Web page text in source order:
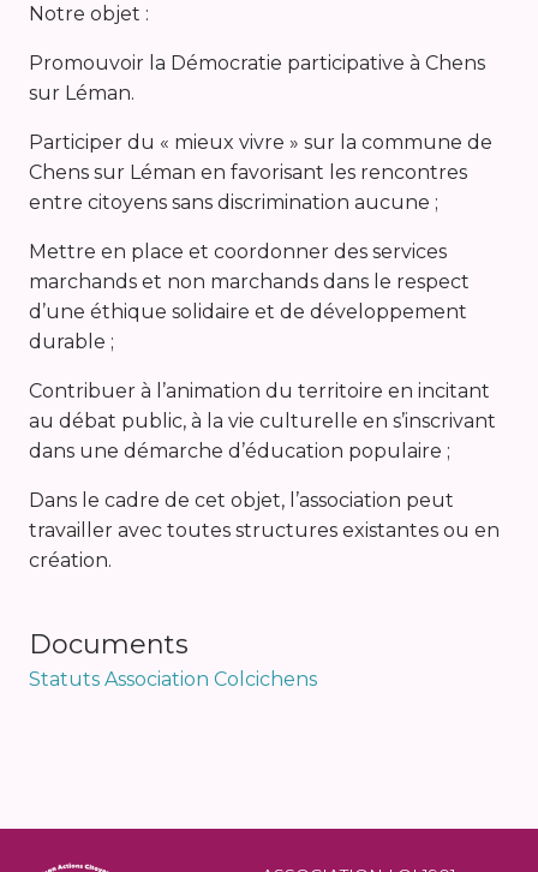
Notre objet :
Promouvoir la Démocratie participative à Chens
sur Léman.
Participer du « mieux vivre » sur la commune de
Chens sur Léman en favorisant les rencontres
entre citoyens sans discrimination aucune ;
Mettre en place et coordonner des services
marchands et non marchands dans le respect
d’une éthique solidaire et de développement
durable ;
Contribuer à l’animation du territoire en incitant
au débat public, à la vie culturelle en s’inscrivant
dans une démarche d’éducation populaire ;
Dans le cadre de cet objet, l’association peut
travailler avec toutes structures existantes ou en
création.
Documents
Statuts Association Colcichens